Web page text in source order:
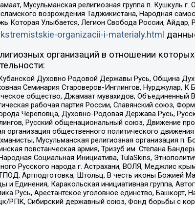
Мусульманская религиозная группа п. Кушкуль
возрождения Таджикистана, Народная
Которая Улыбается, Легион Свобода России, Айдар,
organizacii-i-materialy.html
организаций в отношении
Духовно Родовой Державы Русь, Община
Семинария Староверов-Инглингов, Нурджулар, К
общество, Джамаат мувахидов, Объединенный
рабочая партия России, Славянский союз,
Череповца, Духовно-Родовая Держава Русь,
Русский общенациональный союз, Движение
общественного политического
Мусульманская религиозная организация п.
повстанческая армия, Тризуб им. Степана
Социальная Инициатива, TulaSkins,
Русского народа г. Астрахани, ВОЛЯ, Меджлис
Артподготовка, Штольц, В честь иконы Божией
Единения, Каракольская инициативная группа,
Русь, Арестантское уголовное единство,
РПК, Сибирский державный союз, Фонд борьбы с